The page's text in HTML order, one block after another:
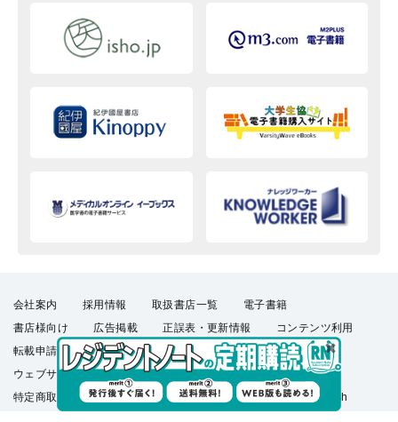
会社案内 採用情報 取扱書店一覧
電子書籍
書店様向け
広告掲載 正誤表・更新情報
コンテンツ利用
転載申請
プライバシーポリシー
羊土社会員規約
ウェブサイト利用規約
羊土社のSNS・メールマガジン
特定商取引法に基づく表示
FAQ お問い合わせ English